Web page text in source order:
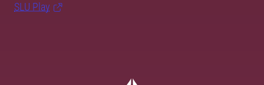
SLU Play